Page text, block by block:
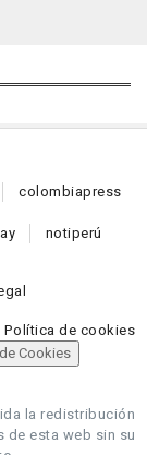
colombiapress
notiperú
Política de cookies
Cookies
la redistribución
esta web sin su